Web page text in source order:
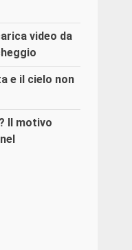
video da
e il cielo non
Il motivo